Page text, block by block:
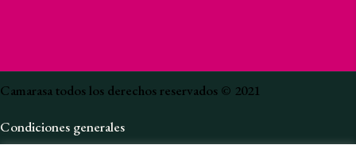
Camarasa todos los derechos reservados © 2021
Condiciones generales